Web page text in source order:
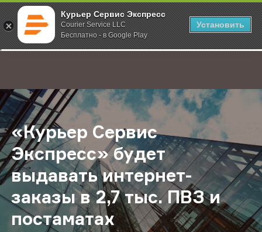
Курьер Сервис Экспресс
Courier Service LLC
Бесплатно - в Google Play
Установить
;
Главная О компании Новости «Курьер Сервис Экспресс» будет
«Курьер Сервис
Экспресс» будет
выдавать интернет-
заказы в 2,7 тыс. ПВЗ и
постаматах